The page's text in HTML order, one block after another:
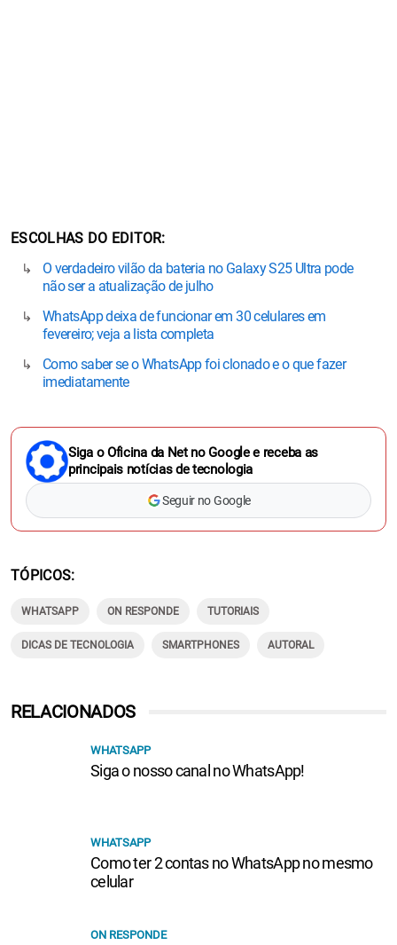
ESCOLHAS DO EDITOR
O verdadeiro vilão da bateria no Galaxy S25 Ultra pode
não ser a atualização de julho
WhatsApp deixa de funcionar em 30 celulares em
fevereiro; veja a lista completa
Como saber se o WhatsApp foi clonado e o que fazer
imediatamente
Siga o Oficina da Net no Google e receba as
principais notícias de tecnologia
Seguir no Google
TÓPICOS
WHATSAPP ON RESPONDE TUTORIAIS
DICAS DE TECNOLOGIA SMARTPHONES AUTORAL
RELACIONADOS
WHATSAPP
Siga o nosso canal no WhatsApp!
WHATSAPP
Como ter 2 contas no WhatsApp no mesmo
celular
ON RESPONDE